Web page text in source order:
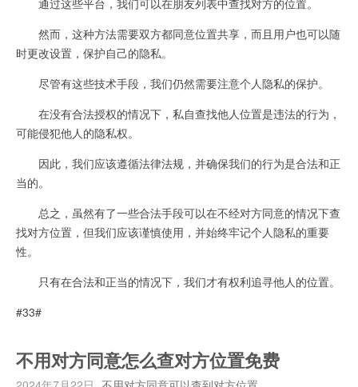
然而，这种方法需要双方都同意位置共享，而且用户也可以随
时更改设置，保护自己的隐私。
尽管有这些技术手段，我们仍然需要注意个人隐私的保护。
在没有合法授权的情况下，私自查找他人位置是违法的行为，
可能侵犯他人的隐私权。
因此，我们应该遵循法律法规，并确保我们的行为是合法和正
当的。
总之，虽然有了一些合法手段可以在不经对方同意的情况下查
找对方位置，但我们应该谨慎使用，并始终牢记个人隐私的重要
性。
只有在合法和正当的情况下，我们才有权利追寻他人的位置。
#33#
不用对方同意怎么查对方位置免费